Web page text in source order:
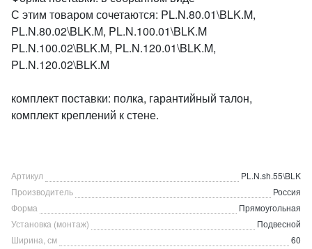
С этим товаром сочетаются: PL.N.80.01\BLK.M,
PL.N.80.02\BLK.M, PL.N.100.01\BLK.M
PL.N.100.02\BLK.M, PL.N.120.01\BLK.M,
PL.N.120.02\BLK.M
комплект поставки: полка, гарантийный талон,
комплект креплений к стене.
Артикул
PL.N.sh.55\BLK
Производитель
Россия
Форма
Прямоугольная
Установка (монтаж)
Подвесной
Ширина, см
60